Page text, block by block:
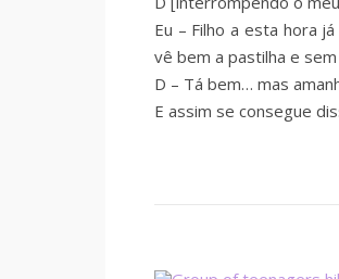
Eu – Filho a esta hora
vê bem a pastilha e
D – Tá bem… mas
E assim se consegue